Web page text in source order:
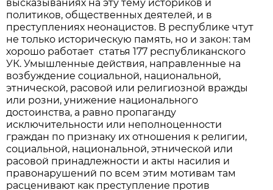
высказываниях на эту тему историков и
политиков, общественных деятелей, и в
преступлениях неонацистов. В республике чтут
не только историческую память, но и закон: там
хорошо работает статья 177 республиканского
УК. Умышленные действия, направленные на
возбуждение социальной, национальной,
этнической, расовой или религиозной вражды
или розни, унижение национального
достоинства, а равно пропаганду
исключительности или неполноценности
граждан по признаку их отношения к религии,
социальной, национальной, этнической или
расовой принадлежности и акты насилия и
правонарушений по всем этим мотивам там
расценивают как преступление против